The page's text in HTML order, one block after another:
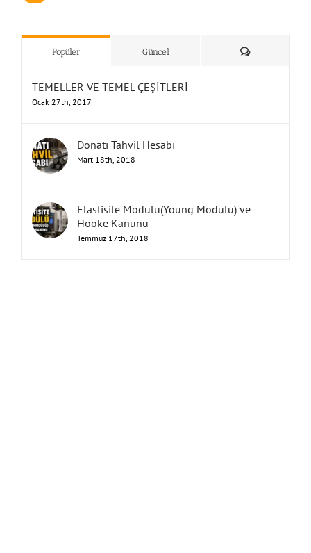
& ”Humbarahane”
Popüler Güncel Yorum
TEMELLER VE TEMEL ÇEŞİTLERİ
Ocak 27th, 2017
Donatı Tahvil Hesabı
Mart 18th, 2018
Elastisite Modülü(Young Modülü) ve
Hooke Kanunu
Temmuz 17th, 2018